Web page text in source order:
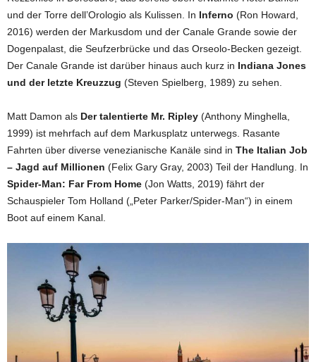
und der Torre dell’Orologio als Kulissen. In Inferno (Ron Howard,
2016) werden der Markusdom und der Canale Grande sowie der
Dogenpalast, die Seufzerbrücke und das Orseolo-Becken gezeigt.
Der Canale Grande ist darüber hinaus auch kurz in Indiana Jones
und der letzte Kreuzzug (Steven Spielberg, 1989) zu sehen.
Matt Damon als Der talentierte Mr. Ripley (Anthony Minghella,
1999) ist mehrfach auf dem Markusplatz unterwegs. Rasante
Fahrten über diverse venezianische Kanäle sind in The Italian Job
– Jagd auf Millionen (Felix Gary Gray, 2003) Teil der Handlung. In
Spider-Man: Far From Home (Jon Watts, 2019) fährt der
Schauspieler Tom Holland („Peter Parker/Spider-Man“) in einem
Boot auf einem Kanal.